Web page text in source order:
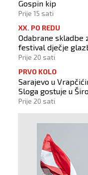
Gospin kip
Prije 15 sati
XX. PO REDU
Odabrane skladbe
festival dječje
Prije 20 sati
PRVO KOLO
Sarajevo u
Sloga gostuje u
Prije 20 sati